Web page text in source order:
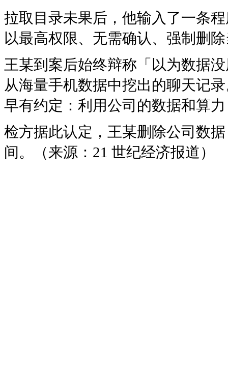
拉取目录未果后，他输入了一条
以最高权限、无需确认、强制删
王某到案后始终辩称「以为数据
从海量手机数据中挖出的聊天记
早有约定：利用公司的数据和算
检方据此认定，王某删除公司数
间。（来源：21 世纪经济报道）